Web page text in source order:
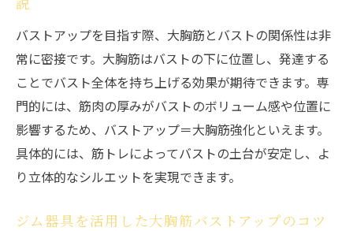
説
バストアップを目指す際、大胸筋とバストの関係性は非
常に密接です。大胸筋はバストの下に位置し、発達する
ことでバスト全体を持ち上げる効果が期待できます。専
門的には、筋肉の厚みがバストのボリューム感や位置に
影響するため、バストアップ＝大胸筋強化といえます。
具体的には、筋トレによってバストの土台が安定し、よ
り立体的なシルエットを実現できます。
ジム器具を活用した大胸筋バストアップのコツ